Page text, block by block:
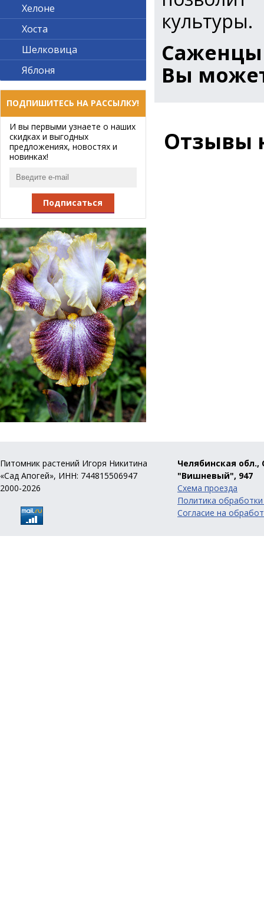
культуры.
Вы
Отзывы
Хелоне
Хоста
Шелковица
Яблоня
ПОДПИШИТЕСЬ НА РАССЫЛКУ!
И вы первыми узнаете о наших
скидках и выгодных
предложениях, новостях и
новинках!
Подписаться
Питомник растений Игоря Никитина
«Сад Апогей», ИНН: 744815506947
2000-2026
Челябинская обл.,
"Вишневый", 947
Схема проезда
Политика
Согласие на